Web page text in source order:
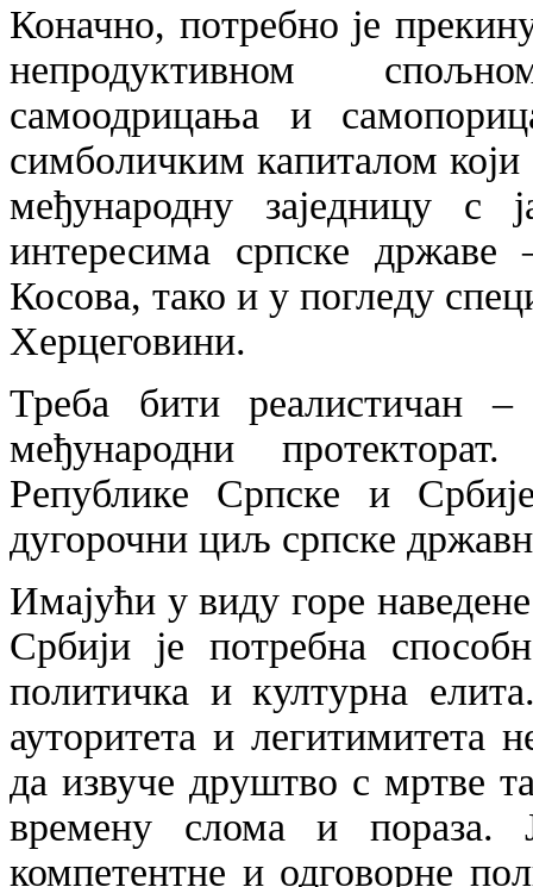
Коначно, потребно је
непродуктивном
самоодрицања и
симболичким капиталом
међународну заједницу с
интересима српске државе
Косова, тако и у погледу
Херцеговини.
Треба бити реалистичан
међународни
Републике Српске и
дугорочни циљ српске
Имајући у виду горе
Србији је потребна
политичка и културна
ауторитета и легитимитета
да извуче друштво с мртве
времену слома и
компетентне и одговорне